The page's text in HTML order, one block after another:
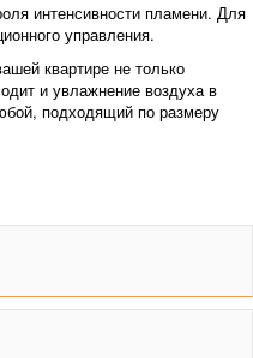
интенсивности пламени. Для
управления.
квартире не только
и увлажнение воздуха в
подходящий по размеру
неповторимую